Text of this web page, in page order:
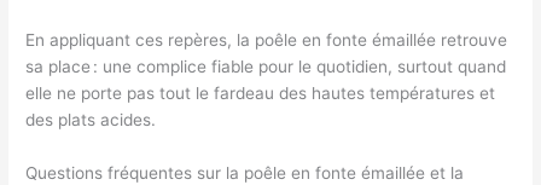
En appliquant ces repères, la poêle en fonte émaillée retrouve
sa place : une complice fiable pour le quotidien, surtout quand
elle ne porte pas tout le fardeau des hautes températures et
des plats acides.
Questions fréquentes sur la poêle en fonte émaillée et la